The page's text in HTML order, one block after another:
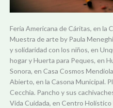
Feria Americana de Cáritas, en la
Muestra de arte by Paula
y solidaridad con los niños, en
hogar y Huerta para Peques, en
Sonora, en Casa Cosmos
Abierto, en la Casona Municipal.
Cecchia. Pancho y sus
Vida Cuidada, en Centro